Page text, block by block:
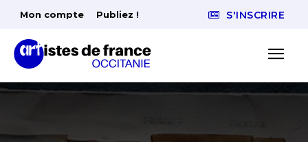
Mon compte Publiez ! S'INSCRIRE